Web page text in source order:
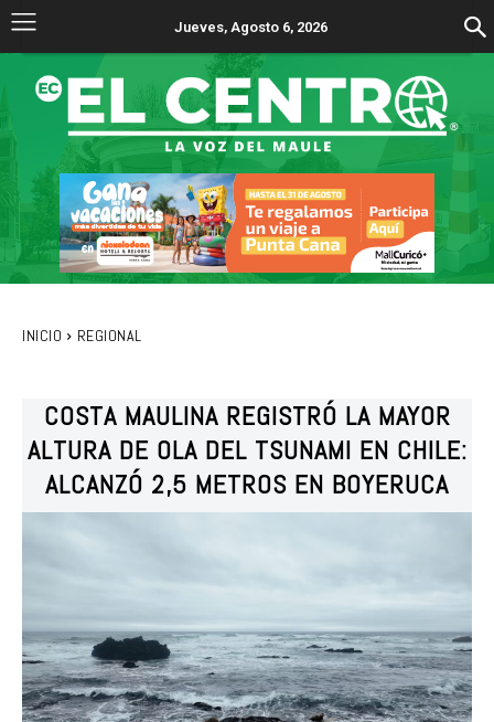
Jueves, Agosto 6, 2026
INICIO REGIONAL
COSTA MAULINA REGISTRÓ LA MAYOR
ALTURA DE OLA DEL TSUNAMI EN CHILE:
ALCANZÓ 2,5 METROS EN BOYERUCA